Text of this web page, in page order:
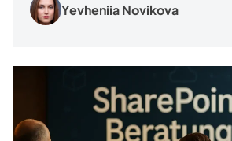
Yevheniia Novikova